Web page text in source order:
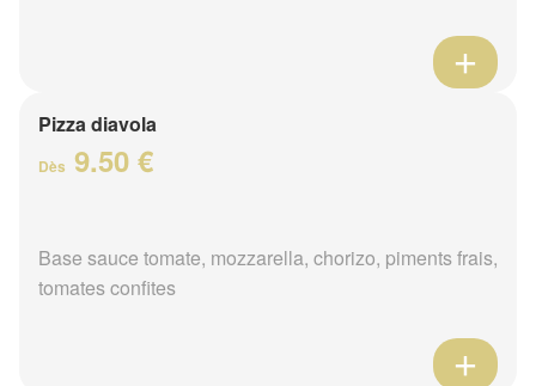
Pizza diavola
Dès 9.50 €
Base sauce tomate, mozzarella, chorizo, piments frais,
tomates confites